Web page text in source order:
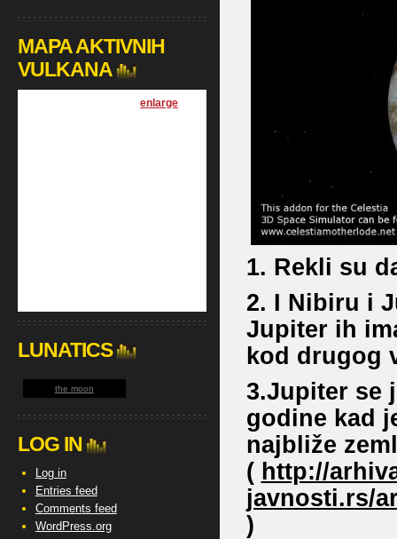
1. Rekli su
2. I Nibiru i
Jupiter ih
kod drugog
3.Jupiter se
godine kad
najbliže
( http://
javnosti.rs/
)
MAPA AKTIVNIH
VULKANA
[enlarge
LUNATICS
the moon
LOG IN
Log in
Entries feed
Comments feed
WordPress.org